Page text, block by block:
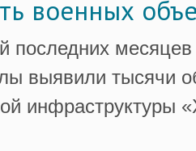
военных
последних
выявили тысячи
инфраструктуры